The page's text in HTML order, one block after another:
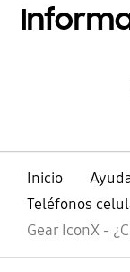
Inicio
Teléfonos
Gear IconX -